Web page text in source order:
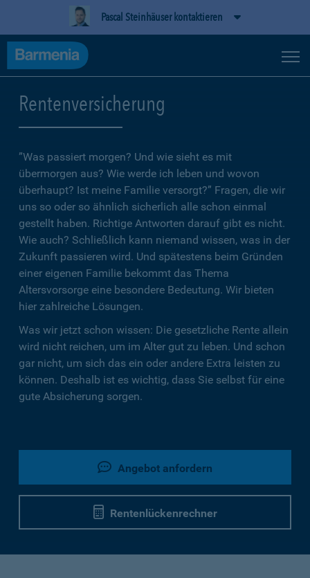
Pascal Steinhäuser kontaktieren
Rentenversicherung
”Was passiert morgen? Und wie sieht es mit
übermorgen aus? Wie werde ich leben und wovon
überhaupt? Ist meine Familie versorgt?” Fragen, die wir
uns so oder so ähnlich sicherlich alle schon einmal
gestellt haben. Richtige Antworten darauf gibt es nicht.
Wie auch? Schließlich kann niemand wissen, was in der
Zukunft passieren wird. Und spätestens beim Gründen
einer eigenen Familie bekommt das Thema
Altersvorsorge eine besondere Bedeutung. Wir bieten
hier zahlreiche Lösungen.
Was wir jetzt schon wissen: Die gesetzliche Rente allein
wird nicht reichen, um im Alter gut zu leben. Und schon
gar nicht, um sich das ein oder andere Extra leisten zu
können. Deshalb ist es wichtig, dass Sie selbst für eine
gute Absicherung sorgen.
Angebot anfordern
Rentenlückenrechner